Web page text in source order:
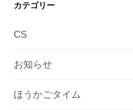
イ
カテゴリー
CS
お知らせ
ほうかごタイム